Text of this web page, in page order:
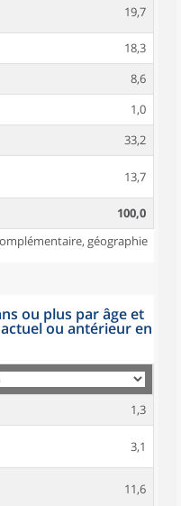
19,7
18,3
8,6
1,0
33,2
13,7
100,0
géographie
ou plus par âge et
ou antérieur en
1,3
3,1
11,6